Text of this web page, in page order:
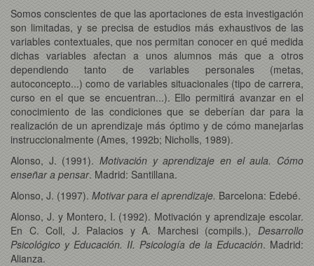
Somos conscientes de que las aportaciones de esta investigación
son limitadas, y se precisa de estudios más exhaustivos de las
variables contextuales, que nos permitan conocer en qué medida
dichas variables afectan a unos alumnos más que a otros
dependiendo tanto de variables personales (metas,
autoconcepto...) como de variables situacionales (tipo de carrera,
curso en el que se encuentran...). Ello permitirá avanzar en el
conocimiento de las condiciones que se deberían dar para la
realización de un aprendizaje más óptimo y de cómo manejarlas
instruccionalmente (Ames, 1992b; Nicholls, 1989).
Alonso, J. (1991). Motivación y aprendizaje en el aula. Cómo
enseñar a pensar. Madrid: Santillana.
Alonso, J. (1997). Motivar para el aprendizaje. Barcelona: Edebé.
Alonso, J. y Montero, I. (1992). Motivación y aprendizaje escolar.
En C. Coll, J. Palacios y A. Marchesi (compils.), Desarrollo
Psicológico y Educación. II. Psicología de la Educación. Madrid:
Alianza.